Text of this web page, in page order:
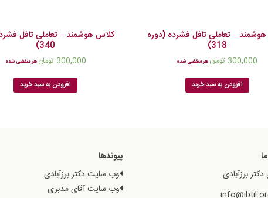
– تعاملی تافل فشرده (دوره
318)
300,000 تومان هر منقضی شده
افزودن به سبد خرید
کلاس هوشمند – تعاملی تافل
340)
300,000 تومان هر منقضی شده
افزودن به سبد خرید
دکتر برزآبادی
پیوندها
وب سایت دکتر برزآبادی
وب سایت آقای مدبری